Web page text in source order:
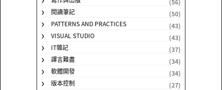
(56)
閱讀筆記
(50)
PATTERNS AND PRACTICES
(43)
VISUAL STUDIO
(43)
IT雜記
(37)
譯言難盡
(34)
軟體開發
(34)
版本控制
(27)